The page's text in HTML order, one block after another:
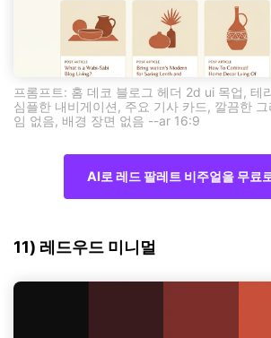
프롬프트: 홈 데코 블로그 헤더 2d ui 목업, 테
심플한 내비게이션, 주요 기사 카드, 깔끔한
임 없음, 배경 장면 없음 --ar 16:9
AI로 레드 팔레트 비주얼을 무료
11) 레드우드 미니멀